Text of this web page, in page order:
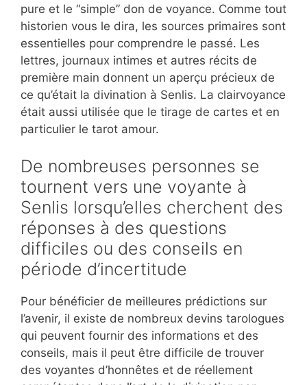
pure et le “simple” don de voyance. Comme tout
historien vous le dira, les sources primaires sont
essentielles pour comprendre le passé. Les
lettres, journaux intimes et autres récits de
première main donnent un aperçu précieux de
ce qu’était la divination à Senlis. La clairvoyance
était aussi utilisée que le tirage de cartes et en
particulier le tarot amour.
De nombreuses personnes se
tournent vers une voyante à
Senlis lorsqu’elles cherchent des
réponses à des questions
difficiles ou des conseils en
période d’incertitude
Pour bénéficier de meilleures prédictions sur
l’avenir, il existe de nombreux devins tarologues
qui peuvent fournir des informations et des
conseils, mais il peut être difficile de trouver
des voyantes d’honnêtes et de réellement